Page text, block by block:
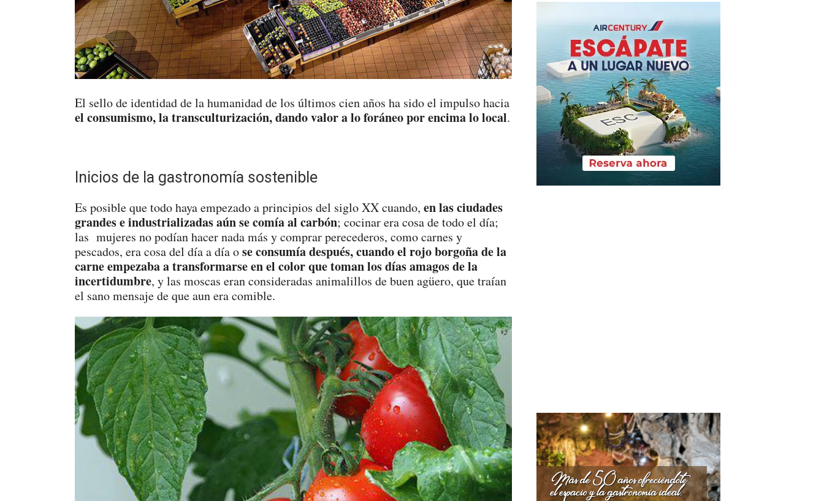
El sello de identidad de la humanidad de los últimos cien años ha sido el impulso hacia
el consumismo, la transculturización, dando valor a lo foráneo por encima lo local.
Inicios de la gastronomía sostenible
Es posible que todo haya empezado a principios del siglo XX cuando, en las ciudades
grandes e industrializadas aún se comía al carbón; cocinar era cosa de todo el día;
las mujeres no podían hacer nada más y comprar perecederos, como carnes y
pescados, era cosa del día a día ose consumía después, cuando el rojo borgoña de la
carne empezaba a transformarse en el color que toman los días amagos de la
incertidumbre, y las moscas eran consideradas animalillos de buen agüero, que traían
el sano mensaje de que aun era comible.